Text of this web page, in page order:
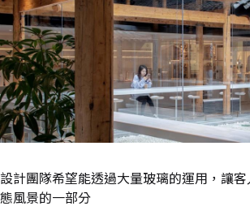
設計團隊希望能透過大量玻璃的運用，讓
態風景的一部分